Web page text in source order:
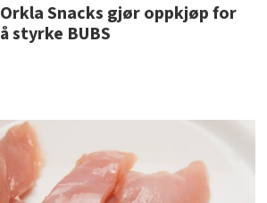
Orkla Snacks gjør oppkjøp for
å styrke BUBS